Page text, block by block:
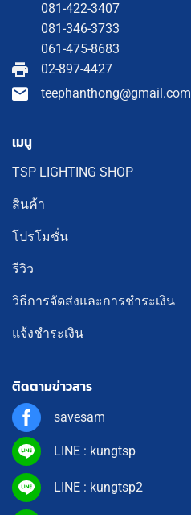
081-422-3407
081-346-3733
061-475-8683
02-897-4427
teephanthong@gmail.com
เมนู
TSP LIGHTING SHOP
สินค้า
โปรโมชั่น
รีวิว
วิธีการจัดส่งและการชำระเงิน
แจ้งชำระเงิน
ติดตามข่าวสาร
savesam
LINE : kungtsp
LINE : kungtsp2